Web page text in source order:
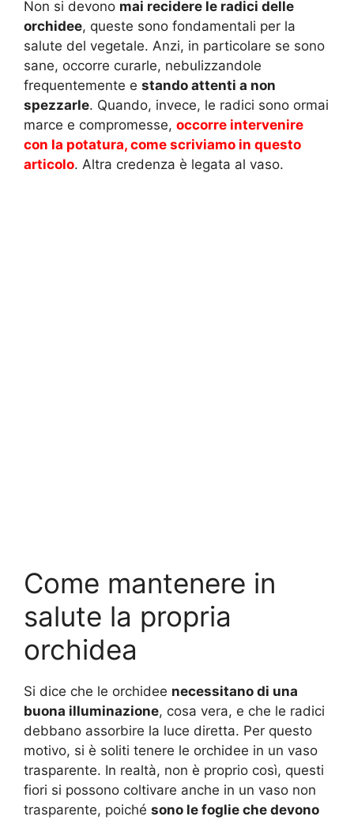
Non si devono mai recidere le radici delle
orchidee, queste sono fondamentali per la
salute del vegetale. Anzi, in particolare se sono
sane, occorre curarle, nebulizzandole
frequentemente e stando attenti a non
spezzarle. Quando, invece, le radici sono ormai
marce e compromesse, occorre intervenire
con la potatura, come scriviamo in questo
articolo. Altra credenza è legata al vaso.
Come mantenere in
salute la propria
orchidea
Si dice che le orchidee necessitano di una
buona illuminazione, cosa vera, e che le radici
debbano assorbire la luce diretta. Per questo
motivo, si è soliti tenere le orchidee in un vaso
trasparente. In realtà, non è proprio così, questi
fiori si possono coltivare anche in un vaso non
trasparente, poiché sono le foglie che devono